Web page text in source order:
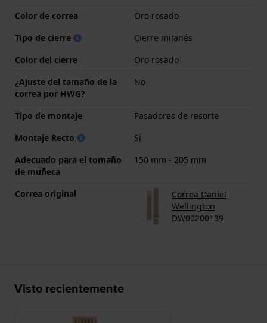
Color de correa
Oro rosado
Tipo de cierre
Cierre milanés
Color del cierre
Oro rosado
¿Ajuste del tamaño de la
correa por HWG?
No
Tipo de montaje
Pasadores de resorte
Montaje Recto
Si
Adecuado para el tomaño
de muñeca
150 mm - 205 mm
Correa original
Correa Daniel
Wellington
DW00200139
Visto recientemente